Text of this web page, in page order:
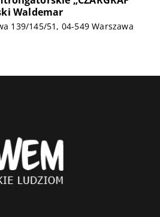
Waldemar
139/145/51, 04-549 Warszawa